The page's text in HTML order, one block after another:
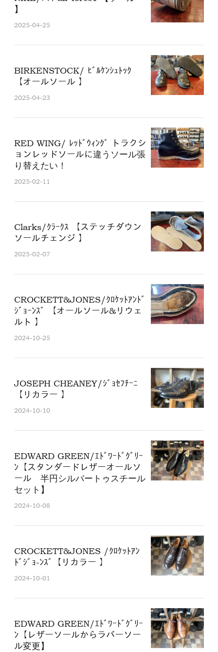
】
2025-04-25
BIRKENSTOCK/ ﾋﾞﾙｹﾝｼｭﾄｯｸ
【オールソール 】
2025-04-23
RED WING/ ﾚｯﾄﾞｳｨﾝｸﾞ トラクシ
ョンレッドソールに違うソール張
り替えたい！
2025-02-11
Clarks/ｸﾗｰｸｽ 【ステッチダウン
ソールチェンジ 】
2025-02-07
CROCKETT&JONES/ｸﾛｹｯﾄｱﾝﾄﾞ
ｼﾞｮｰﾝｽﾞ 【オールソール&リウェ
ルト 】
2024-10-25
JOSEPH CHEANEY/ｼﾞｮｾﾌﾁｰﾆ
【リカラー 】
2024-10-10
EDWARD GREEN/ｴﾄﾞﾜｰﾄﾞｸﾞﾘｰ
ﾝ【スタンダードレザーオールソ
ール 半円シルバートゥスチール
セット】
2024-10-08
CROCKETT&JONES /ｸﾛｹｯﾄｱﾝ
ﾄﾞｼﾞｮ-ﾝｽﾞ【リカラー 】
2024-10-01
EDWARD GREEN/ｴﾄﾞﾜｰﾄﾞｸﾞﾘｰ
ﾝ【レザーソールからラバーソー
ル変更】